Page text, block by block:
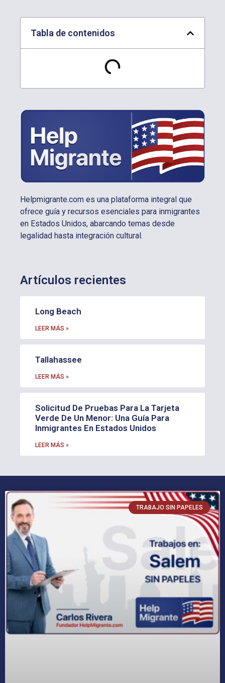
Tabla de contenidos
Helpmigrante.com es una plataforma integral que
ofrece guía y recursos esenciales para inmigrantes
en Estados Unidos, abarcando temas desde
legalidad hasta integración cultural.
Artículos recientes
Long Beach
LEER MÁS »
Tallahassee
LEER MÁS »
Solicitud De Pruebas Para La Tarjeta
Verde De Un Menor: Una Guía Para
Inmigrantes En Estados Unidos
LEER MÁS »
TRABAJO SIN PAPELES